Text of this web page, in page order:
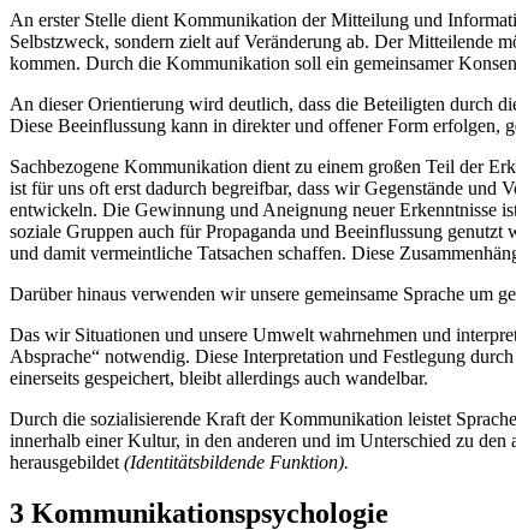
An erster Stelle dient Kommunikation der Mitteilung und
Selbstzweck, sondern zielt auf Veränderung ab. Der Mitteilende
kommen. Durch die Kommunikation soll ein gemeinsamer
An dieser Orientierung wird deutlich, dass die Beteiligten durch
Diese Beeinflussung kann in direkter und offener Form erfolgen,
Sachbezogene Kommunikation dient zu einem großen Teil der
ist für uns oft erst dadurch begreifbar, dass wir Gegenstände und
entwickeln. Die Gewinnung und Aneignung neuer Erkenntnisse
soziale Gruppen auch für Propaganda und Beeinflussung
und damit vermeintliche Tatsachen schaffen. Diese
Darüber hinaus verwenden wir unsere gemeinsame Sprache um
Das wir Situationen und unsere Umwelt wahrnehmen und
Absprache“ notwendig. Diese Interpretation und Festlegung
einerseits gespeichert, bleibt allerdings auch wandelbar.
Durch die sozialisierende Kraft der Kommunikation leistet
innerhalb einer Kultur, in den anderen und im Unterschied zu
herausgebildet (Identitätsbildende Funktion).
3 Kommunikationspsychologie